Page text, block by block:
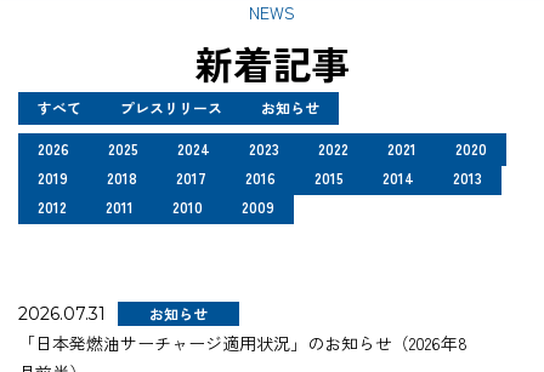
お知らせ
グローバルネットワーク
NEWS
新着記事
すべて プレスリリース
お知らせ
2026
2025 2024 2023 2022 2021
2020
2019
2018 2017 2016 2015 2014
2013
2012
2011 2010 2009
2026.07.31 お知らせ
「日本発燃油サーチャージ適用状況」のお知らせ（2026年8